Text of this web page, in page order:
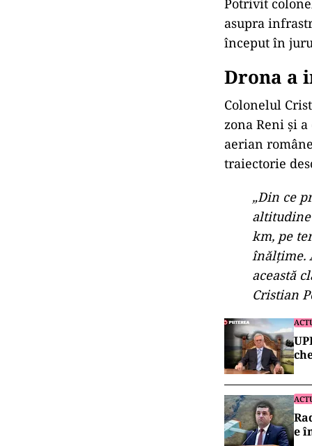
Potrivit
asupra
început în
Drona a
Colonelul
zona Reni și
aerian
traiectorie
„Din ce
altitudine
km, pe
înălțime.
această
Cristian
e